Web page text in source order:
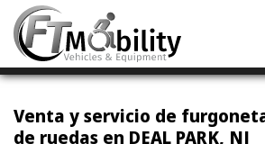
Venta y servicio de
de ruedas en DEAL PARK, NJ